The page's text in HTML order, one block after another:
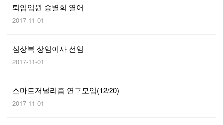
퇴임임원 송별회 열어
2017-11-01
심상복 상임이사 선임
2017-11-01
스마트저널리즘 연구모임(12/20)
2017-11-01